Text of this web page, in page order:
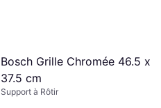
Bosch Grille Chromée 46.5 x
37.5 cm
Support à Rôtir